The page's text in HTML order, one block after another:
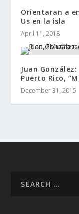
Orientaran a
Us en la isla
April 11, 2018
Juan
Puerto Rico,
December 31, 2015